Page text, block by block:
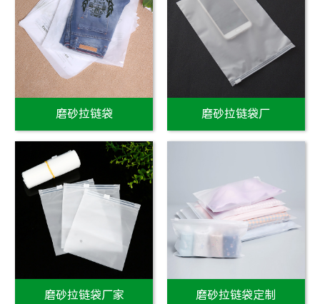
磨砂拉链袋 磨砂拉链袋厂
磨砂拉链袋厂家 磨砂拉链袋定制